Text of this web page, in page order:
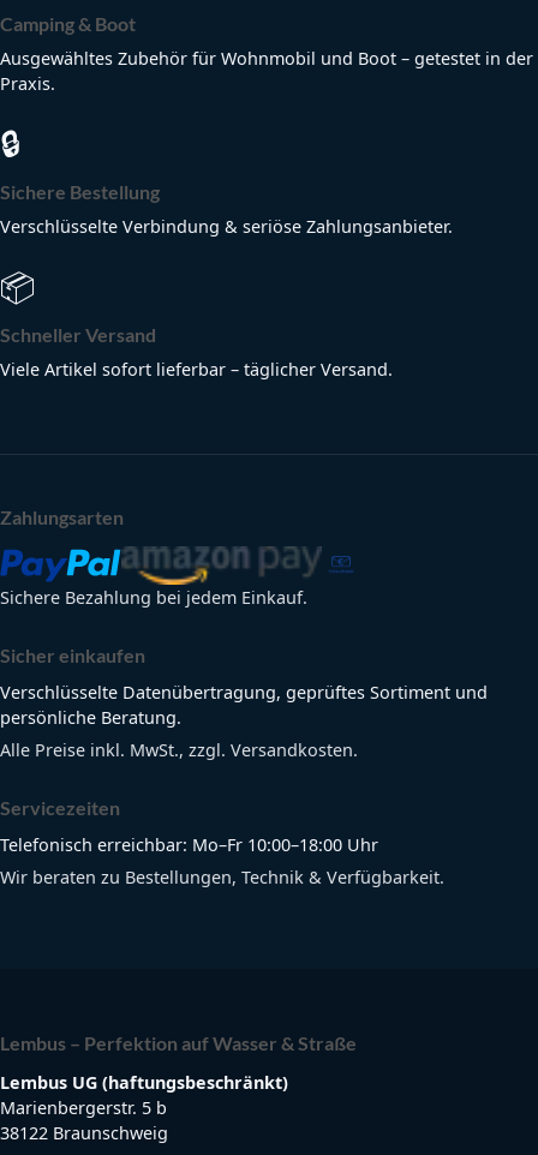
Camping & Boot
Ausgewähltes Zubehör für Wohnmobil und Boot – getestet in der
Praxis.
🔒
Sichere Bestellung
Verschlüsselte Verbindung & seriöse Zahlungsanbieter.
📦
Schneller Versand
Viele Artikel sofort lieferbar – täglicher Versand.
Zahlungsarten
Sichere Bezahlung bei jedem Einkauf.
Sicher einkaufen
Verschlüsselte Datenübertragung, geprüftes Sortiment und
persönliche Beratung.
Alle Preise inkl. MwSt., zzgl. Versandkosten.
Servicezeiten
Telefonisch erreichbar: Mo–Fr 10:00–18:00 Uhr
Wir beraten zu Bestellungen, Technik & Verfügbarkeit.
Lembus – Perfektion auf Wasser & Straße
Lembus UG (haftungsbeschränkt)
Marienbergerstr. 5 b
38122 Braunschweig